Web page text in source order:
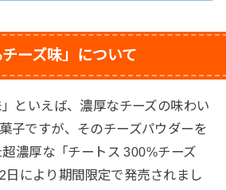
ーズ味」について
」といえば、濃厚なチーズの味わい
子ですが、そのチーズパウダーを
濃厚な「チートス 300%チーズ
日により期間限定で発売されまし